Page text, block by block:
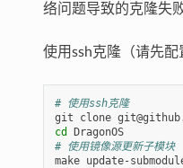
络问题导致的克隆失败
使用ssh克隆（请先配
# 使用ssh克隆
git
clone
cd
# 使用镜像源更新子模块
make